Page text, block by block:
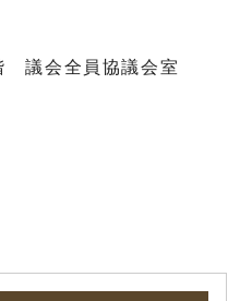
議会全員協議会室